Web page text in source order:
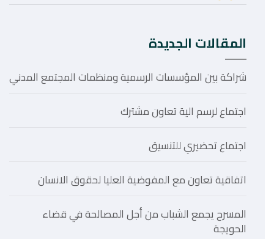
المقالات الجديدة
شراكة بين المؤسسات الرسمية ومنظمات المجتمع المدني
اجتماع لرسم الية تعاون مشترك
اجتماع تحضيري للتنسيق
اتفاقية تعاون مع المفوضية العليا لحقوق الانسان
المسرح يجمع الشباب من أجل المصالحة في قضاء
الحويجة